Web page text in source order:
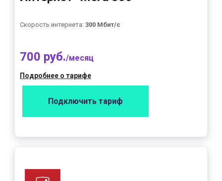
Скорость интернета: 300 Мбит/с
700 руб./месяц
Подробнее о тарифе
Подключить тариф